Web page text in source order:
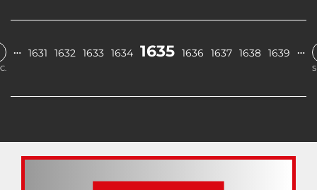
… 1631 1632 1633 1634 1635 1636 1637 1638 1639 …